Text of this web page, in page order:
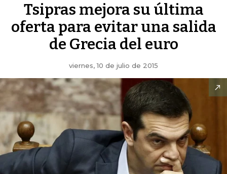
Tsipras mejora su última
oferta para evitar una salida
de Grecia del euro
viernes, 10 de julio de 2015